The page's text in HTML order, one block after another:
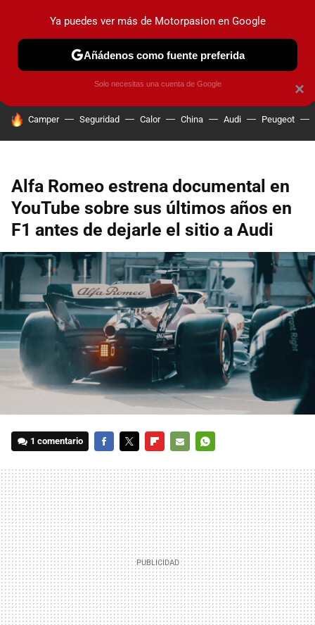
PRUEBAS COCHES ELÉCTRICOS OBSERVATORIO
HOY SE HABLA DE
Camper Seguridad Calor China Audi Peugeot
Alfa Romeo estrena documental en
YouTube sobre sus últimos años en
F1 antes de dejarle el sitio a Audi
1 comentario
MAIL
×
Ya puedes ver más de Motorpasion en Google
Añádenos como fuente preferida
Solo necesitas una cuenta de Google